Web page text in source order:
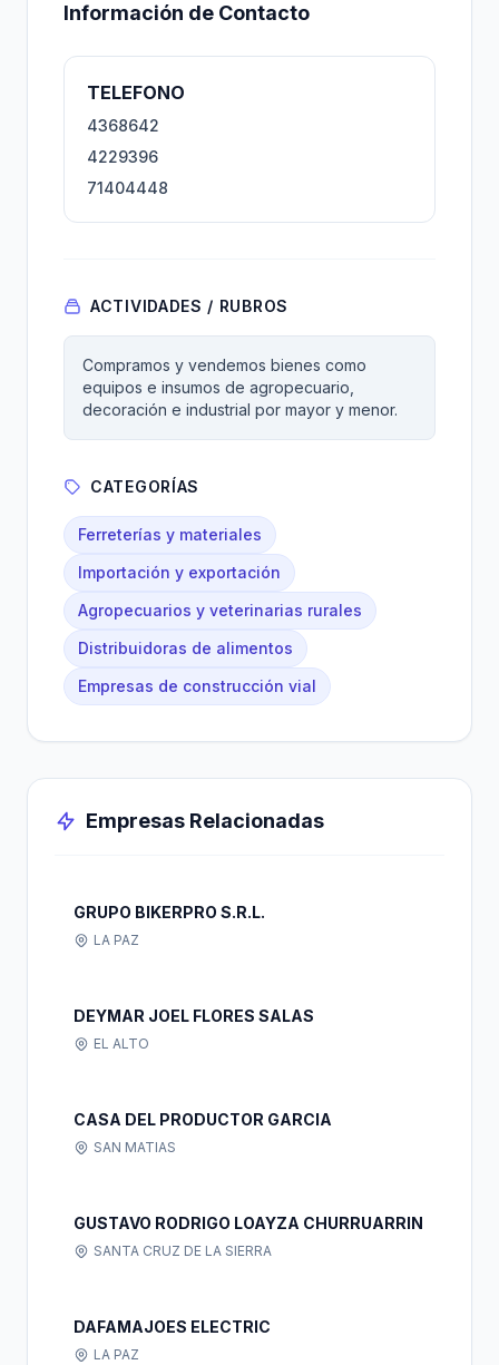
Información de Contacto
TELEFONO
4368642
4229396
71404448
ACTIVIDADES / RUBROS
Compramos y vendemos bienes como
equipos e insumos de agropecuario,
decoración e industrial por mayor y menor.
CATEGORÍAS
Ferreterías y materiales
Importación y exportación
Agropecuarios y veterinarias rurales
Distribuidoras de alimentos
Empresas de construcción vial
Empresas Relacionadas
GRUPO BIKERPRO S.R.L.
LA PAZ
DEYMAR JOEL FLORES SALAS
EL ALTO
CASA DEL PRODUCTOR GARCIA
SAN MATIAS
GUSTAVO RODRIGO LOAYZA CHURRUARRIN
SANTA CRUZ DE LA SIERRA
DAFAMAJOES ELECTRIC
LA PAZ